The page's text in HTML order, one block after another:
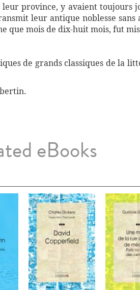
province, y avaient toujours
leur antique noblesse
que mois de dix-huit mois, fut
de grands classiques de la
eBooks